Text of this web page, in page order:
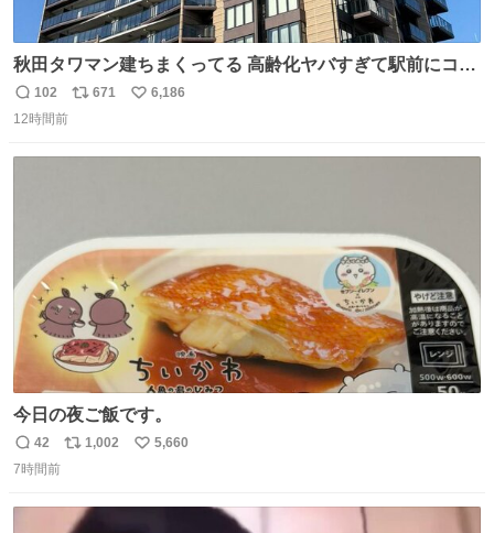
秋田タワマン建ちまくってる 高齢化ヤバすぎて駅前にコン
パクトシティつくって高齢者を住ませる考えらしい 病院も
全部駅前にある
返
信
102
リ
671
い
6,186
12時間前
今日の夜ご飯です。
返
信
42
リ
ト
1,002
い
5,660
7時間前